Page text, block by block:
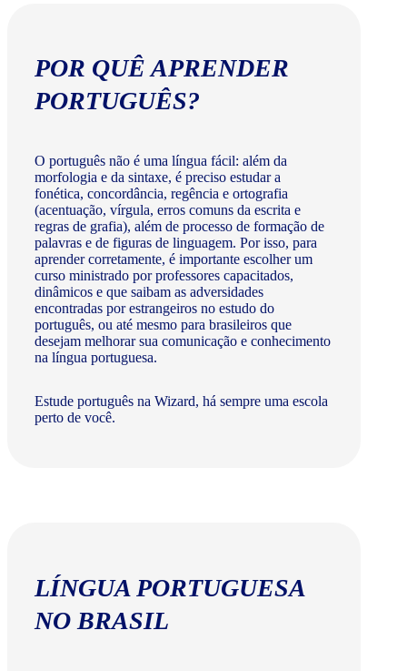
POR QUÊ APRENDER
PORTUGUÊS?
O português não é uma língua fácil: além da
morfologia e da sintaxe, é preciso estudar a
fonética, concordância, regência e ortografia
(acentuação, vírgula, erros comuns da escrita e
regras de grafia), além de processo de formação de
palavras e de figuras de linguagem. Por isso, para
aprender corretamente, é importante escolher um
curso ministrado por professores capacitados,
dinâmicos e que saibam as adversidades
encontradas por estrangeiros no estudo do
português, ou até mesmo para brasileiros que
desejam melhorar sua comunicação e conhecimento
na língua portuguesa.
Estude português na Wizard, há sempre uma escola
perto de você.
LÍNGUA PORTUGUESA
NO BRASIL